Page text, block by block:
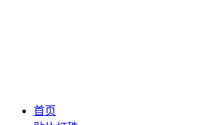
首页